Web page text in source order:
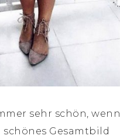
sehr schön, wenn
Gesamtbild